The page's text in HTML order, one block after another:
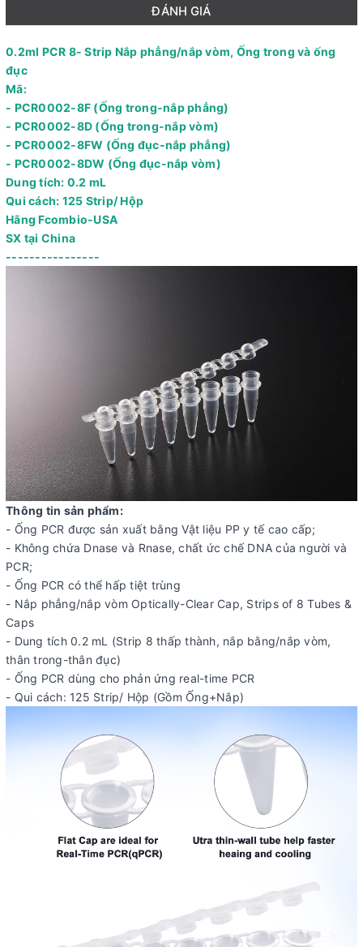
ĐÁNH GIÁ
0.2ml PCR 8- Strip Nắp phẳng/nắp vòm, Ống trong và ống
đục
Mã:
- PCR0002-8F (Ống trong-nắp phẳng)
- PCR0002-8D (Ống trong-nắp vòm)
- PCR0002-8FW (Ống đục-nắp phẳng)
- PCR0002-8DW (Ống đục-nắp vòm)
Dung tích: 0.2 mL
Qui cách: 125 Strip/ Hộp
Hãng Fcombio-USA
SX tại China
----------------
Thông tin sản phẩm:
- Ống PCR được sản xuất bằng Vật liệu PP y tế cao cấp;
- Không chứa Dnase và Rnase, chất ức chế DNA của người và
PCR;
- Ống PCR có thể hấp tiệt trùng
- Nắp phẳng/nắp vòm Optically-Clear Cap, Strips of 8 Tubes &
Caps
- Dung tích 0.2 mL (Strip 8 thấp thành, nắp bằng/nắp vòm,
thân trong-thân đục)
- Ống PCR dùng cho phản ứng real-time PCR
- Qui cách: 125 Strip/ Hộp (Gồm Ống+Nắp)